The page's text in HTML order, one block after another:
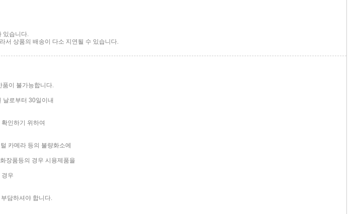
있습니다.
서 상품의 배송이 다소 지연될 수 있습니다.
품이 불가능합니다.
날로부터 30일이내
인하기 위하여
카메라 등의 불량화소에
장품등의 경우 시용제품을
우
담하셔야 합니다.